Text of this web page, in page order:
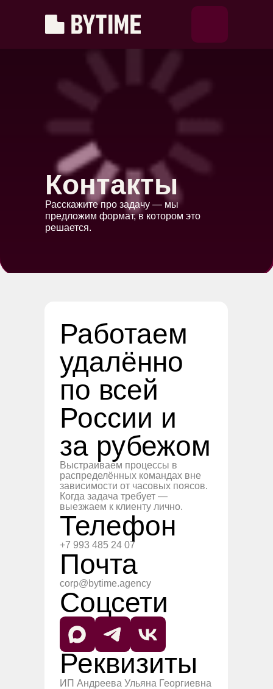
Контакты
Расскажите про задачу — мы
предложим формат, в котором это
решается.
Работаем
удалённо
по всей
России и
за рубежом
Выстраиваем процессы в
распределённых командах вне
зависимости от часовых поясов.
Когда задача требует —
выезжаем к клиенту лично.
Телефон
+7 993 485 24 07
Почта
corp@bytime.agency
Соцсети
Реквизиты
ИП Андреева Ульяна Георгиевна